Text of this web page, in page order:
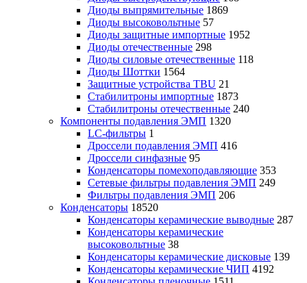
Диоды выпрямительные 1869
Диоды высоковольтные 57
Диоды защитные импортные 1952
Диоды отечественные 298
Диоды силовые отечественные 118
Диоды Шоттки 1564
Защитные устройства TBU 21
Стабилитроны импортные 1873
Стабилитроны отечественные 240
Компоненты подавления ЭМП 1320
LC-фильтры 1
Дроссели подавления ЭМП 416
Дроссели синфазные 95
Конденсаторы помехоподавляющие 353
Сетевые фильтры подавления ЭМП 249
Фильтры подавления ЭМП 206
Конденсаторы 18520
Конденсаторы керамические выводные 287
Конденсаторы керамические
высоковольтные 38
Конденсаторы керамические дисковые 139
Конденсаторы керамические ЧИП 4192